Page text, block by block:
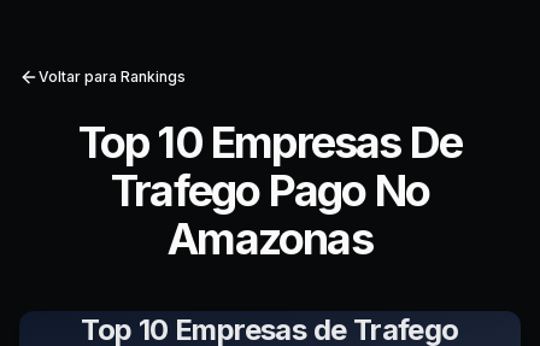
Voltar para Rankings
Top 10 Empresas De
Trafego Pago No
Amazonas
Top 10 Empresas de Trafego